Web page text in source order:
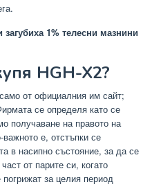
1% телесни мазнини
HGH-X2?
от официалния им сайт;
се определя като се
получаване на правото на
е, отстъпки се
в насипно състояние, за да се
от парите си, когато
за целия период